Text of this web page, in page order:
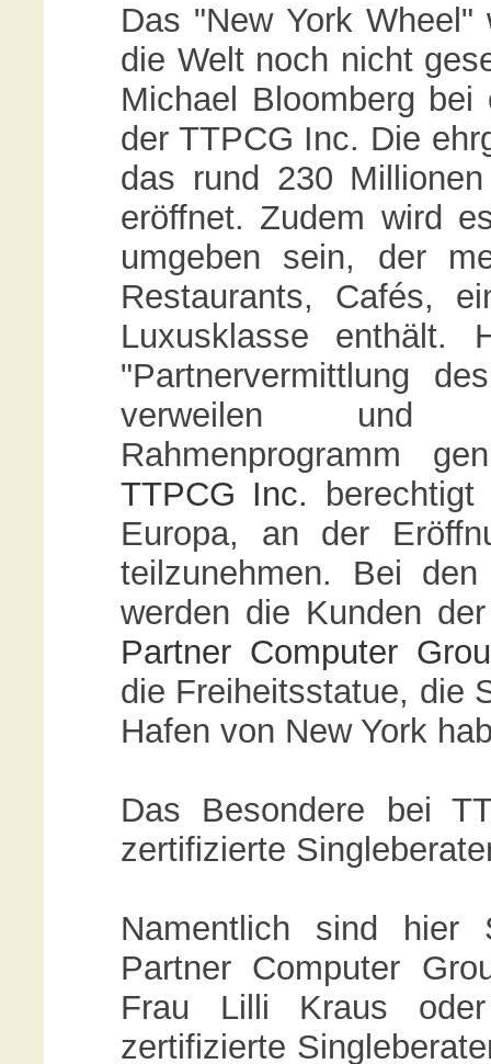
Das "New York
die Welt noch nicht
Michael Bloomberg
der TTPCG Inc. Die
das rund 230
eröffnet. Zudem wird
umgeben sein, der
Restaurants, Cafés,
Luxusklasse enthält.
"Partnervermittlung
verweilen und
Rahmenprogramm
TTPCG Inc.
Europa, an der
teilzunehmen. Bei
werden die Kunden
Partner Computer
die Freiheitsstatue, die
Hafen von New York
Das Besondere bei
zertifizierte
Namentlich sind hier
Partner Computer
Frau Lilli Kraus
zertifizierte